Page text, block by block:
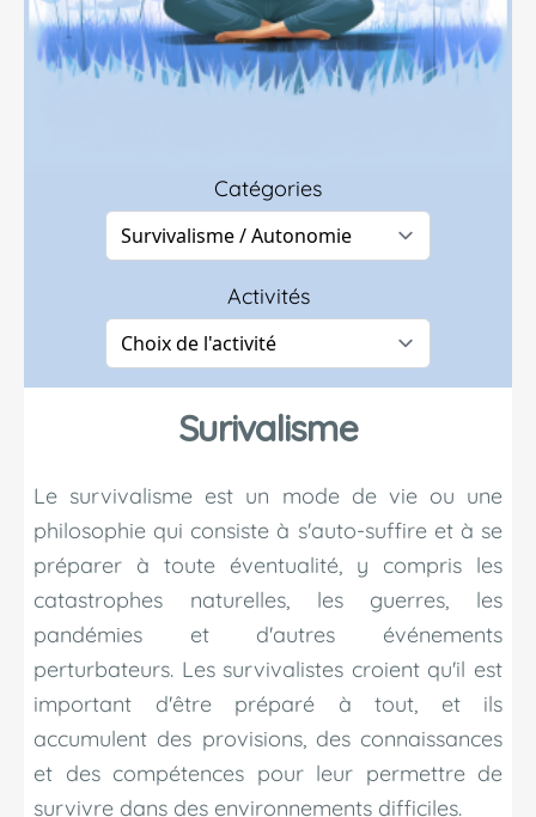
Catégories
Activités
Surivalisme
Le survivalisme est un mode de vie ou une
philosophie qui consiste à s'auto-suffire et à se
préparer à toute éventualité, y compris les
catastrophes naturelles, les guerres, les
pandémies et d'autres événements
perturbateurs. Les survivalistes croient qu'il est
important d'être préparé à tout, et ils
accumulent des provisions, des connaissances
et des compétences pour leur permettre de
survivre dans des environnements difficiles.